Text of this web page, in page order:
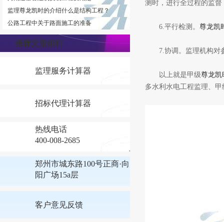
监理尊龙凯时的介绍什么是结构工程？
公路工程中关于路面施工的准备
推荐文章排行
监理服务计算器
招标代理计算器
热线电话
400-008-2685
郑州市城东路100号正商·向
阳广场15a层
客户意见反馈
测时，进行全过程的监
6.平行检测。 尊龙凯
7.协调。监理机构对参
以上就是甲级尊龙凯
多水利水电工程监理、